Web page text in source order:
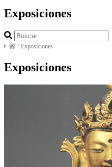
Exposiciones
/ Exposiciones
Exposiciones